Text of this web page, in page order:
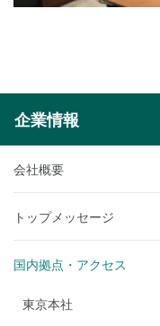
企業情報
会社概要
トップメッセージ
国内拠点・アクセス
東京本社